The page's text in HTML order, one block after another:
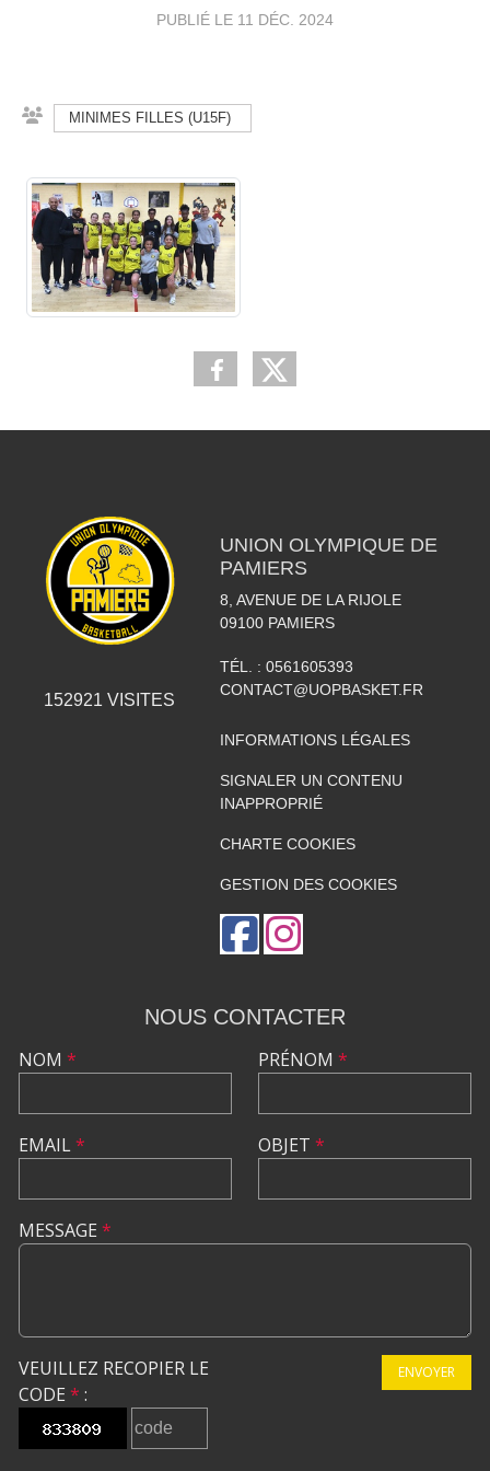
PUBLIÉ LE 11 DÉC. 2024
MINIMES FILLES (U15F)
152921 VISITES
UNION OLYMPIQUE DE
PAMIERS
8, AVENUE DE LA RIJOLE
09100 PAMIERS
TÉL. : 0561605393
CONTACT@UOPBASKET.FR
INFORMATIONS LÉGALES
SIGNALER UN CONTENU
INAPPROPRIÉ
CHARTE COOKIES
GESTION DES COOKIES
NOUS CONTACTER
NOM *
EMAIL*
PRÉNOM *
OBJET *
MESSAGE *
VEUILLEZ RECOPIER LE
CODE * :
ENVOYER